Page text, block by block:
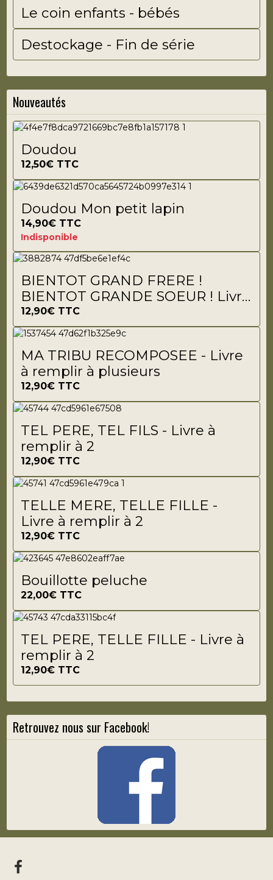
Le coin enfants - bébés
Destockage - Fin de série
Nouveautés
Doudou
12,50€ TTC
Doudou Mon petit lapin
14,90€ TTC
Indisponible
BIENTOT GRAND FRERE !
BIENTOT GRANDE SOEUR ! Livre
à remplir
12,90€ TTC
MA TRIBU RECOMPOSEE - Livre
à remplir à plusieurs
12,90€ TTC
TEL PERE, TEL FILS - Livre à
remplir à 2
12,90€ TTC
TELLE MERE, TELLE FILLE -
Livre à remplir à 2
12,90€ TTC
Bouillotte peluche
22,00€ TTC
TEL PERE, TELLE FILLE - Livre à
remplir à 2
12,90€ TTC
Retrouvez nous sur Facebook!